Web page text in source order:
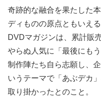
奇跡的な融合を果たした
ディものの原点ともいえ
DVDマガジンは、累計販
やらぬ人気に「最後にも
制作陣たち自ら志願し、
いうテーマで「あぶデカ
取り掛かったとのこと。